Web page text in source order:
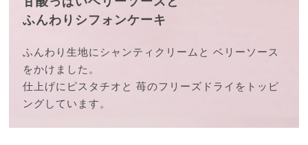
ふんわりシフォンケーキ
ふんわり生地にシャンティクリームと ベリーソース
をかけました。
仕上げにピスタチオと 苺のフリーズドライをトッピ
ングしています。